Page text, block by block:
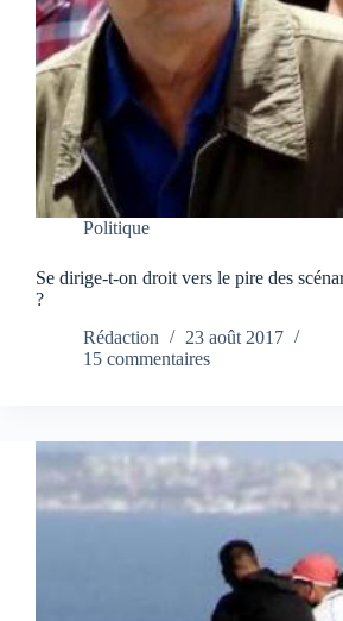
Politique
Se dirige-t-on droit vers le pire des
?
Rédaction
23 août 2017
15 commentaires